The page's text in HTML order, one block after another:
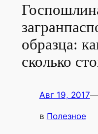
образца:
сколько
Авг 19, 2017—
в Полезное